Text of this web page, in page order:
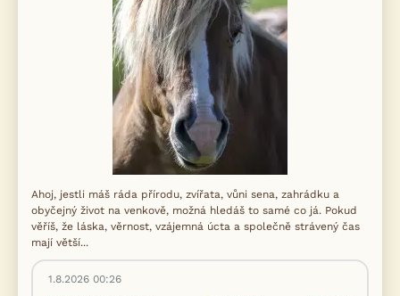
Ahoj, jestli máš ráda přírodu, zvířata, vůni sena, zahrádku a
obyčejný život na venkově, možná hledáš to samé co já. Pokud
věříš, že láska, věrnost, vzájemná úcta a společně strávený čas
mají větší...
1.8.2026 00:26